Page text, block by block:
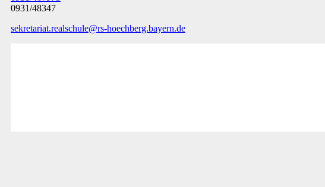
0931/48347
sekretariat.realschule@rs-hoechberg.bayern.de